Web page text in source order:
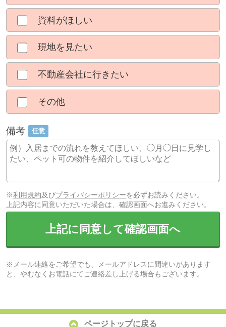
資料がほしい
現地を見たい
不動産会社に行きたい
その他
備考 任意
※利用規約及びプライバシーポリシーを必ずお読みください。
上記内容に同意いただいた場合は、確認画面へお進みください。
上記に同意して確認画面へ
※メール連絡をご希望でも、メールアドレスに間違いがあります
と、やむなくお電話にてご連絡差し上げる場合もございます。
ページトップに戻る